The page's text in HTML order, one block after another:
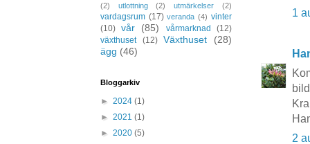
1
2
(2)
utlottning (2) utmärkelser (2)
vardagsrum (17) veranda (4) vinter
(10) vår (85) vårmarknad
(12)
växthuset
(12) Växthuset
(28)
ägg (46)
Bloggarkiv
► 2024 (1)
► 2021 (1)
► 2020 (5)